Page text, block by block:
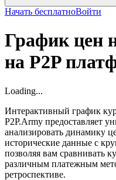
Начать бесплатноВойти
График цен
на P2P
Loading...
Интерактивный график
P2P.Army предоставляет
анализировать динамику
исторические данные с
позволяя вам сравнивать
различным платежным
ретроспективе.